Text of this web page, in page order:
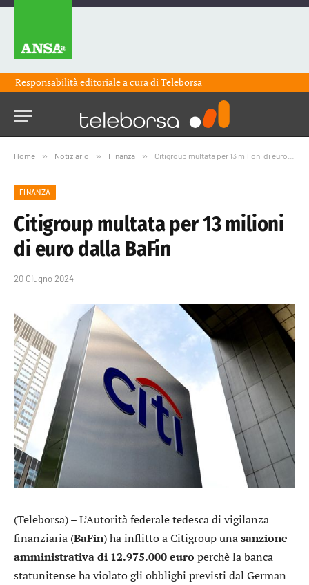
Responsabilità editoriale a cura diTeleborsa
Home » Notiziario » Finanza » Citigroup multata per 13 milioni di euro dalla BaFin
FINANZA
Citigroup multata per 13 milioni
di euro dalla BaFin
20 Giugno 2024
(Teleborsa) – L’Autorità federale tedesca di vigilanza
finanziaria (BaFin) ha inflitto aCitigroupunasanzione
amministrativa di 12.975.000 euro perchè la banca
statunitense ha violato gli obblighi previsti dal German